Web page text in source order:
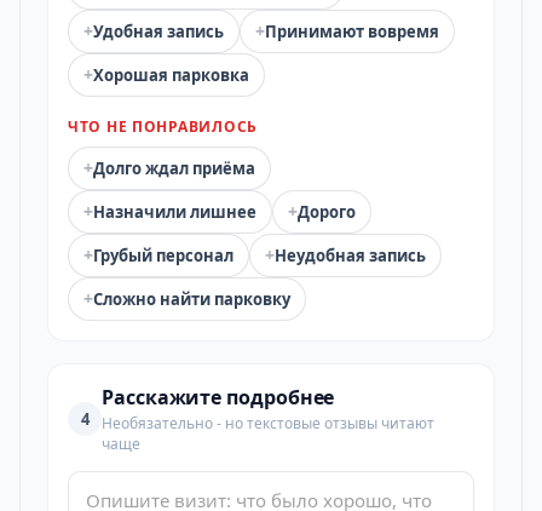
+Удобная запись +Принимают вовремя
+Хорошая парковка
ЧТО НЕ ПОНРАВИЛОСЬ
+Долго ждал приёма
+Назначили лишнее +Дорого
+Грубый персонал +Неудобная запись
+Сложно найти парковку
4
Расскажите подробнее
Необязательно - но текстовые отзывы читают
чаще